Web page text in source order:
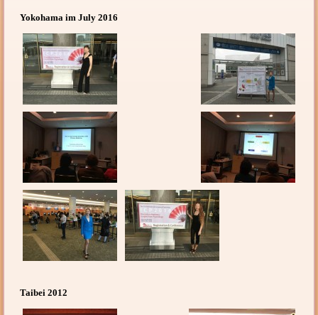
Yokohama im July 2016
Taibei 2012